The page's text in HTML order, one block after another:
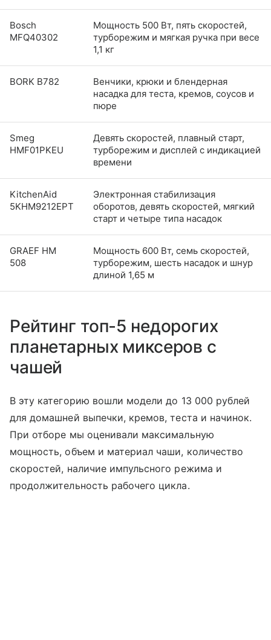
Bosch
MFQ40302
Мощность 500 Вт, пять скоростей,
турборежим и мягкая ручка при весе
1,1 кг
BORK B782
Венчики, крюки и блендерная
насадка для теста, кремов, соусов и
пюре
Smeg
HMF01PKEU
Девять скоростей, плавный старт,
турборежим и дисплей с индикацией
времени
KitchenAid
5KHM9212EPT
Электронная стабилизация
оборотов, девять скоростей, мягкий
старт и четыре типа насадок
GRAEF HM
508
Мощность 600 Вт, семь скоростей,
турборежим, шесть насадок и шнур
длиной 1,65 м
Рейтинг топ-5 недорогих
планетарных миксеров с
чашей
В эту категорию вошли модели до 13 000 рублей
для домашней выпечки, кремов, теста и начинок.
При отборе мы оценивали максимальную
мощность, объем и материал чаши, количество
скоростей, наличие импульсного режима и
продолжительность рабочего цикла.